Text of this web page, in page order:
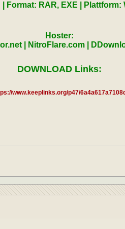
Format: RAR, EXE | Plattform:
Hoster:
| NitroFlare.com |
DOWNLOAD Links:
www.keeplinks.org/p47/6a4a617a7108d